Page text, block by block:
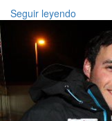
Seguir leyendo